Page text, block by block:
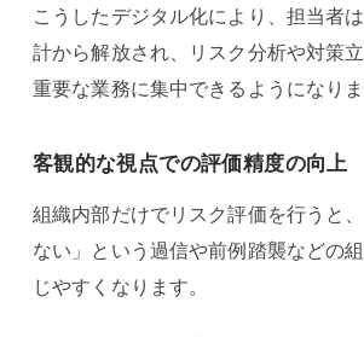
こうしたデジタル化により、担当者
計から解放され、リスク分析や対策
重要な業務に集中できるようになりま
客観的な視点での評価精度の向上
組織内部だけでリスク評価を行うと
ない」という過信や前例踏襲などの
じやすくなります。